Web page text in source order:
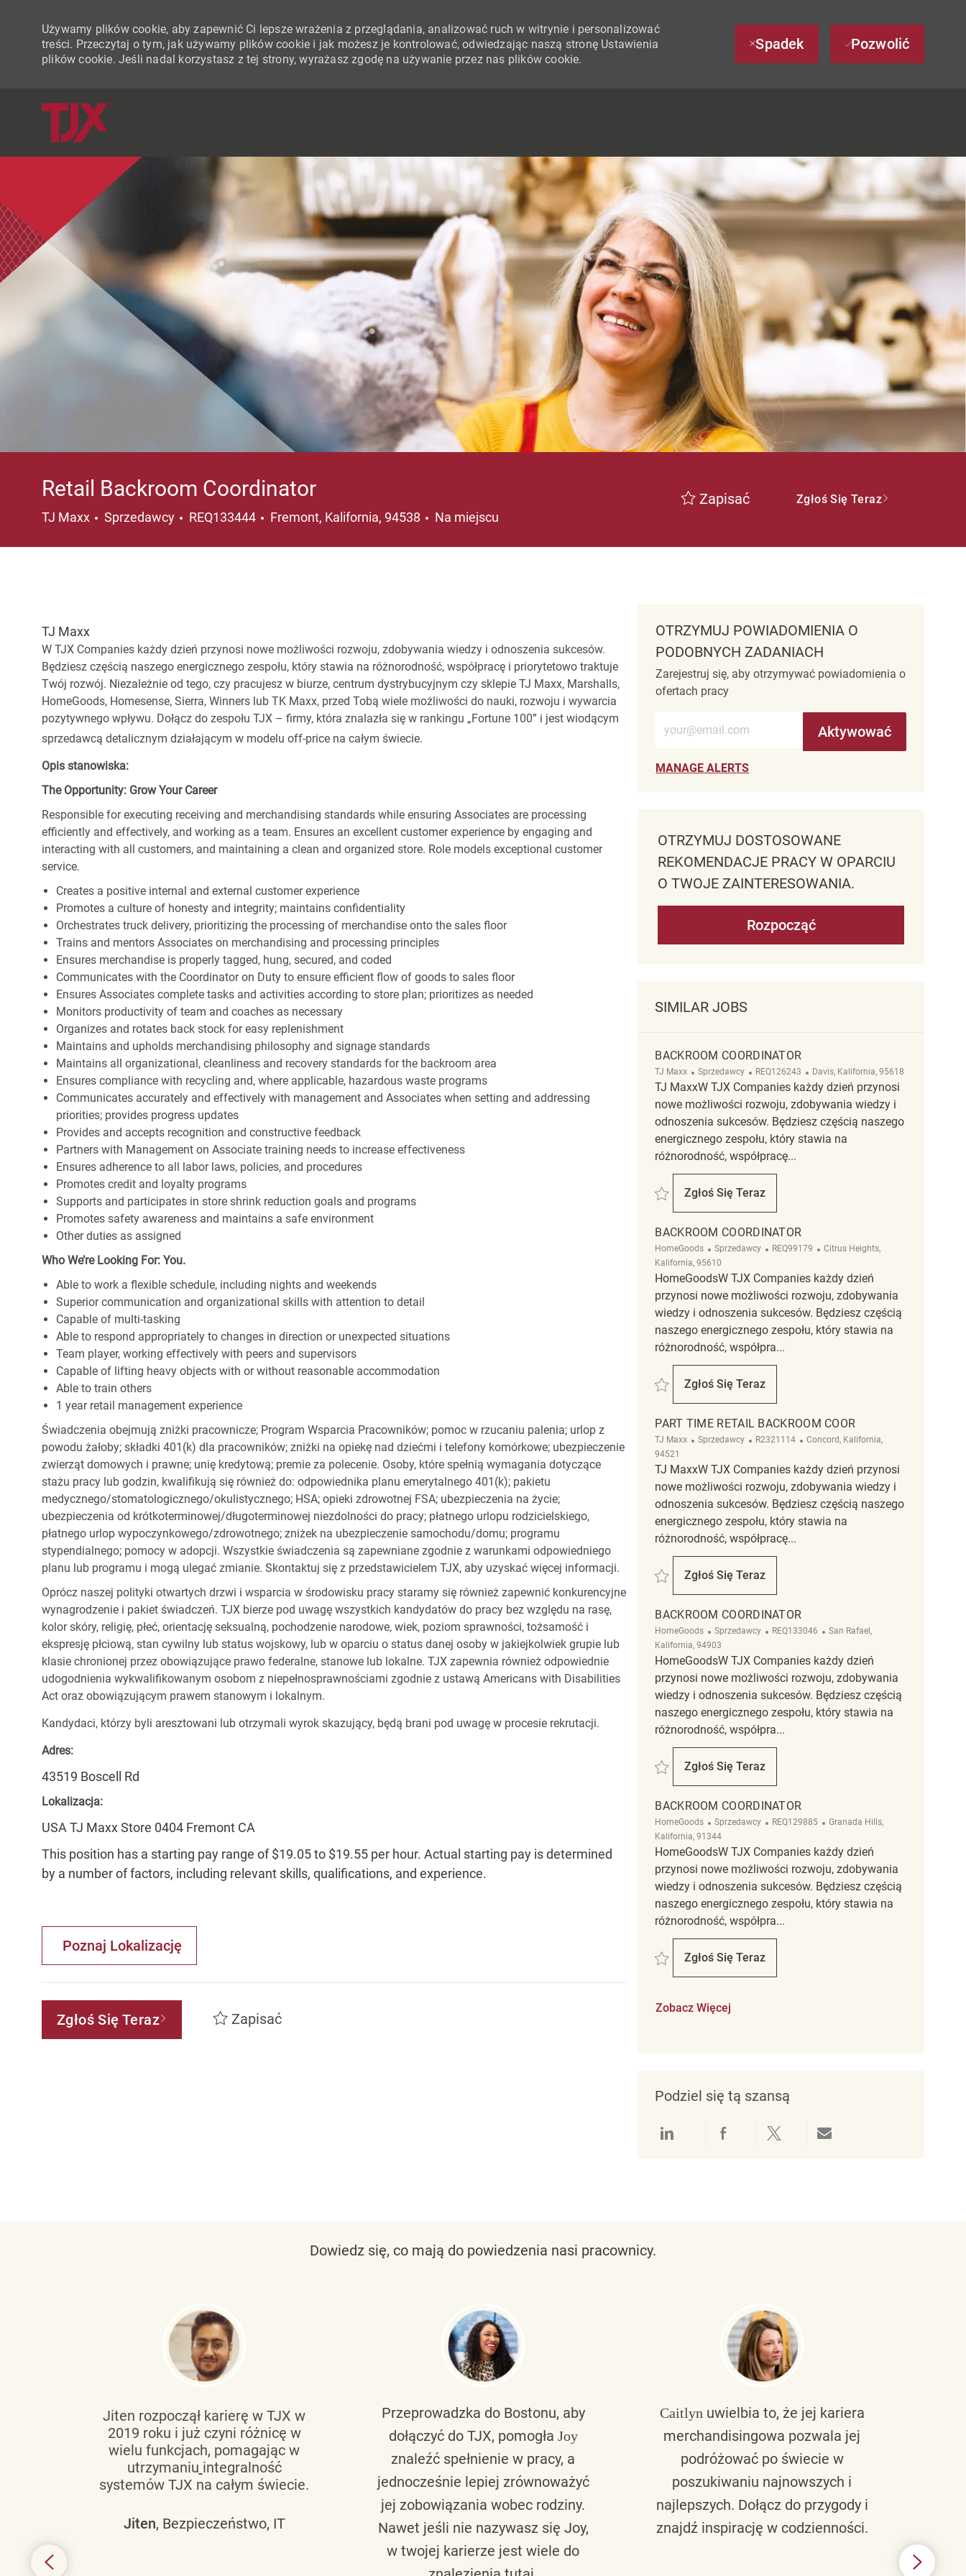
Używamy plików cookie, aby zapewnić Ci lepsze wrażenia z przeglądania, analizować ruch w witrynie i personalizować
treści. Przeczytaj o tym, jak używamy plików cookie i jak możesz je kontrolować, odwiedzając naszą stronę Ustawienia
plików cookie. Jeśli nadal korzystasz z tej strony, wyrażasz zgodę na używanie przez nas plików cookie.
Spadek Pozwolić
Retail Backroom Coordinator
TJ Maxx Kategoria
Sprzedawcy REQ133444 Lokalizacja
Fremont, Kalifornia, 94538 Na miejscu
Zapisać Zgłoś Się Teraz
TJ Maxx
W TJX Companies każdy dzień przynosi nowe możliwości rozwoju, zdobywania wiedzy i odnoszenia sukcesów.
Będziesz częścią naszego energicznego zespołu, który stawia na różnorodność, współpracę i priorytetowo traktuje
Twój rozwój. Niezależnie od tego, czy pracujesz w biurze, centrum dystrybucyjnym czy sklepie TJ Maxx, Marshalls,
HomeGoods, Homesense, Sierra, Winners lub TK Maxx, przed Tobą wiele możliwości do nauki, rozwoju i wywarcia
pozytywnego wpływu. Dołącz do zespołu TJX – firmy, która znalazła się w rankingu „Fortune 100” i jest wiodącym
sprzedawcą detalicznym działającym w modelu off-price na całym świecie.
Opis stanowiska:
The Opportunity: Grow Your Career
Responsible for executing receiving and merchandising standards while ensuring Associates are processing
efficiently and effectively, and working as a team. Ensures an excellent customer experience by engaging and
interacting with all customers, and maintaining a clean and organized store. Role models exceptional customer
service.
Creates a positive internal and external customer experience
Promotes a culture of honesty and integrity; maintains confidentiality
Orchestrates truck delivery, prioritizing the processing of merchandise onto the sales floor
Trains and mentors Associates on merchandising and processing principles
Ensures merchandise is properly tagged, hung, secured, and coded
Communicates with the Coordinator on Duty to ensure efficient flow of goods to sales floor
Ensures Associates complete tasks and activities according to store plan; prioritizes as needed
Monitors productivity of team and coaches as necessary
Organizes and rotates back stock for easy replenishment
Maintains and upholds merchandising philosophy and signage standards
Maintains all organizational, cleanliness and recovery standards for the backroom area
Ensures compliance with recycling and, where applicable, hazardous waste programs
Communicates accurately and effectively with management and Associates when setting and addressing
priorities; provides progress updates
Provides and accepts recognition and constructive feedback
Partners with Management on Associate training needs to increase effectiveness
Ensures adherence to all labor laws, policies, and procedures
Promotes credit and loyalty programs
Supports and participates in store shrink reduction goals and programs
Promotes safety awareness and maintains a safe environment
Other duties as assigned
Who We’re Looking For: You.
Able to work a flexible schedule, including nights and weekends
Superior communication and organizational skills with attention to detail
Capable of multi-tasking
Able to respond appropriately to changes in direction or unexpected situations
Team player, working effectively with peers and supervisors
Capable of lifting heavy objects with or without reasonable accommodation
Able to train others
1 year retail management experience
Świadczenia obejmują zniżki pracownicze; Program Wsparcia Pracowników; pomoc w rzucaniu palenia; urlop z
powodu żałoby; składki 401(k) dla pracowników; zniżki na opiekę nad dziećmi i telefony komórkowe; ubezpieczenie
zwierząt domowych i prawne; unię kredytową; premie za polecenie. Osoby, które spełnią wymagania dotyczące
stażu pracy lub godzin, kwalifikują się również do: odpowiednika planu emerytalnego 401(k); pakietu
medycznego/stomatologicznego/okulistycznego; HSA; opieki zdrowotnej FSA; ubezpieczenia na życie;
ubezpieczenia od krótkoterminowej/długoterminowej niezdolności do pracy; płatnego urlopu rodzicielskiego,
płatnego urlop wypoczynkowego/zdrowotnego; zniżek na ubezpieczenie samochodu/domu; programu
stypendialnego; pomocy w adopcji. Wszystkie świadczenia są zapewniane zgodnie z warunkami odpowiedniego
planu lub programu i mogą ulegać zmianie. Skontaktuj się z przedstawicielem TJX, aby uzyskać więcej informacji.
Oprócz naszej polityki otwartych drzwi i wsparcia w środowisku pracy staramy się również zapewnić konkurencyjne
wynagrodzenie i pakiet świadczeń. TJX bierze pod uwagę wszystkich kandydatów do pracy bez względu na rasę,
kolor skóry, religię, płeć, orientację seksualną, pochodzenie narodowe, wiek, poziom sprawności, tożsamość i
ekspresję płciową, stan cywilny lub status wojskowy, lub w oparciu o status danej osoby w jakiejkolwiek grupie lub
klasie chronionej przez obowiązujące prawo federalne, stanowe lub lokalne. TJX zapewnia również odpowiednie
udogodnienia wykwalifikowanym osobom z niepełnosprawnościami zgodnie z ustawą Americans with Disabilities
Act oraz obowiązującym prawem stanowym i lokalnym.
Kandydaci, którzy byli aresztowani lub otrzymali wyrok skazujący, będą brani pod uwagę w procesie rekrutacji.
Adres:
43519 Boscell Rd
Lokalizacja:
USA TJ Maxx Store 0404 Fremont CA
This position has a starting pay range of $19.05 to $19.55 per hour. Actual starting pay is determined
by a number of factors, including relevant skills, qualifications, and experience.
Poznaj Lokalizację
Zgłoś Się Teraz Zapisać
OTRZYMUJ POWIADOMIENIA O
PODOBNYCH ZADANIACH
Zarejestruj się, aby otrzymywać powiadomienia o
ofertach pracy
Wprowadź adres e-mail (wymagane)
Aktywować
MANAGE ALERTS
OTRZYMUJ DOSTOSOWANE
REKOMENDACJE PRACY W OPARCIU
O TWOJE ZAINTERESOWANIA.
Rozpocząć
SIMILAR JOBS
BACKROOM COORDINATOR
TJ Maxx Kategoria
Sprzedawcy ReqId
REQ126243 Lokalizacja
Davis, Kalifornia, 95618
TJ MaxxW TJX Companies każdy dzień przynosi
nowe możliwości rozwoju, zdobywania wiedzy i
odnoszenia sukcesów. Będziesz częścią naszego
energicznego zespołu, który stawia na
różnorodność, współpracę...
Zapisać backroom coordinator REQ126243
Zgłoś Się Teraz
Backroom Coordinator
BACKROOM COORDINATOR
HomeGoods Kategoria
Sprzedawcy ReqId
REQ99179 Lokalizacja
Citrus Heights,
Kalifornia, 95610
HomeGoodsW TJX Companies każdy dzień
przynosi nowe możliwości rozwoju, zdobywania
wiedzy i odnoszenia sukcesów. Będziesz częścią
naszego energicznego zespołu, który stawia na
różnorodność, współpra...
Zapisać Backroom Coordinator REQ99179
Zgłoś Się Teraz
Backroom Coordinator
PART TIME RETAIL BACKROOM COOR
TJ Maxx Kategoria
Sprzedawcy ReqId
R2321114 Lokalizacja
Concord, Kalifornia,
94521
TJ MaxxW TJX Companies każdy dzień przynosi
nowe możliwości rozwoju, zdobywania wiedzy i
odnoszenia sukcesów. Będziesz częścią naszego
energicznego zespołu, który stawia na
różnorodność, współpracę...
Zapisać Part Time Retail Backroom Coor R2321114
Zgłoś Się Teraz
Part Time Retail Backroom Coor
BACKROOM COORDINATOR
HomeGoods Kategoria
Sprzedawcy ReqId
REQ133046 Lokalizacja
San Rafael,
Kalifornia, 94903
HomeGoodsW TJX Companies każdy dzień
przynosi nowe możliwości rozwoju, zdobywania
wiedzy i odnoszenia sukcesów. Będziesz częścią
naszego energicznego zespołu, który stawia na
różnorodność, współpra...
Zapisać Backroom Coordinator REQ133046
Zgłoś Się Teraz
Backroom Coordinator
BACKROOM COORDINATOR
HomeGoods Kategoria
Sprzedawcy ReqId
REQ129885 Lokalizacja
Granada Hills,
Kalifornia, 91344
HomeGoodsW TJX Companies każdy dzień
przynosi nowe możliwości rozwoju, zdobywania
wiedzy i odnoszenia sukcesów. Będziesz częścią
naszego energicznego zespołu, który stawia na
różnorodność, współpra...
Zapisać Backroom Coordinator REQ129885
Zgłoś Się Teraz
Backroom Coordinator
Zobacz Więcej
Podziel się tą szansą
Udostępnianie przez LinkedIn
Udostępnianie przez Facebook
Udostępnij przez Twitter
Udostępnianie przez e-mail
Dowiedz się, co mają do powiedzenia nasi pracownicy.
Jiten rozpoczął karierę w TJX w
2019 roku i już czyni różnicę w
wielu funkcjach, pomagając w
utrzymaniu integralność
systemów TJX na całym świecie.
Jiten, Bezpieczeństwo, IT
Przeprowadzka do Bostonu, aby
dołączyć do TJX, pomogła Joy
znaleźć spełnienie w pracy, a
jednocześnie lepiej zrównoważyć
jej zobowiązania wobec rodziny.
Nawet jeśli nie nazywasz się Joy,
w twojej karierze jest wiele do
Caitlynuwielbia to, że jej kariera
merchandisingowa pozwala jej
podróżować po świecie w
poszukiwaniu najnowszych i
najlepszych. Dołącz do przygody i
znajdź inspirację w codzienności.